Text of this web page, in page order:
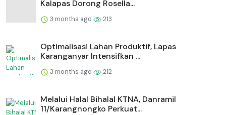
Kalapas Dorong Rosella...
3 months ago 213
Optimalisasi Lahan Produktif, Lapas
Karanganyar Intensifkan ...
3 months ago 212
Melalui Halal Bihalal KTNA, Danramil
11/Karangnongko Perkuat...